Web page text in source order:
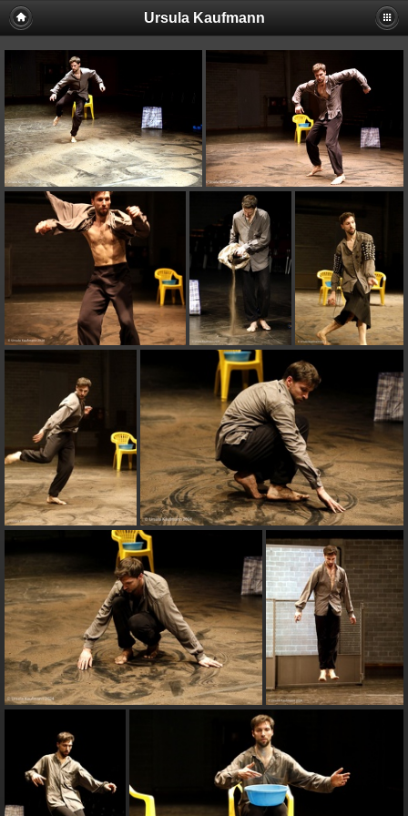
Ursula Kaufmann